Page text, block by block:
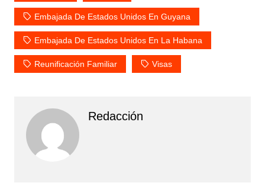
Embajada De Estados Unidos En Guyana
Embajada De Estados Unidos En La Habana
Reunificación Familiar Visas
Redacción